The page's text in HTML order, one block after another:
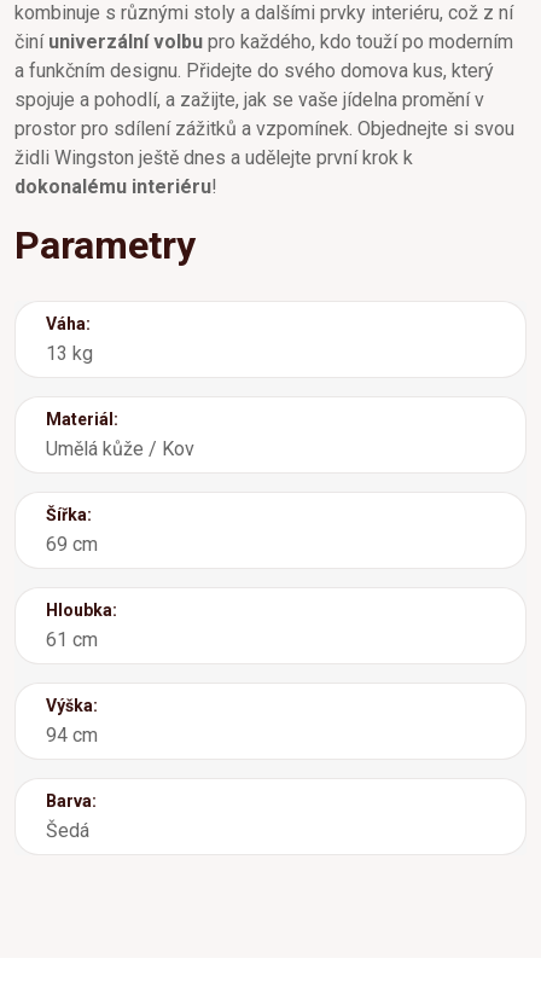
kombinuje s různými stoly a dalšími prvky interiéru, což z ní
činí univerzální volbu pro každého, kdo touží po moderním
a funkčním designu. Přidejte do svého domova kus, který
spojuje a pohodlí, a zažijte, jak se vaše jídelna promění v
prostor pro sdílení zážitků a vzpomínek. Objednejte si svou
židli Wingston ještě dnes a udělejte první krok k
dokonalému interiéru!
Parametry
Váha:
13 kg
Materiál:
Umělá kůže / Kov
Šířka:
69 cm
Hloubka:
61 cm
Výška:
94 cm
Barva:
Šedá